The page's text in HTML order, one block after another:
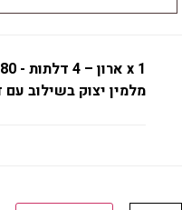
x 1
מלמין יצוק בשילוב